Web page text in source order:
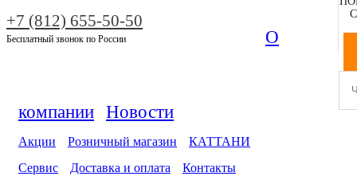
+7 (812) 655-50-50
Бесплатный звонок по России О
компании Новости
Акции Розничный магазин
КАТТАНИ
Сервис
Доставка и оплата Контакты